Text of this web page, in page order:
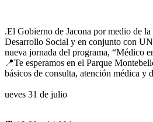
.El Gobierno de Jacona por medio de
Desarrollo Social y en conjunto con
nueva jornada del programa, “Médico
📍Te esperamos en el Parque
básicos de consulta, atención médica y
ueves 31 de julio